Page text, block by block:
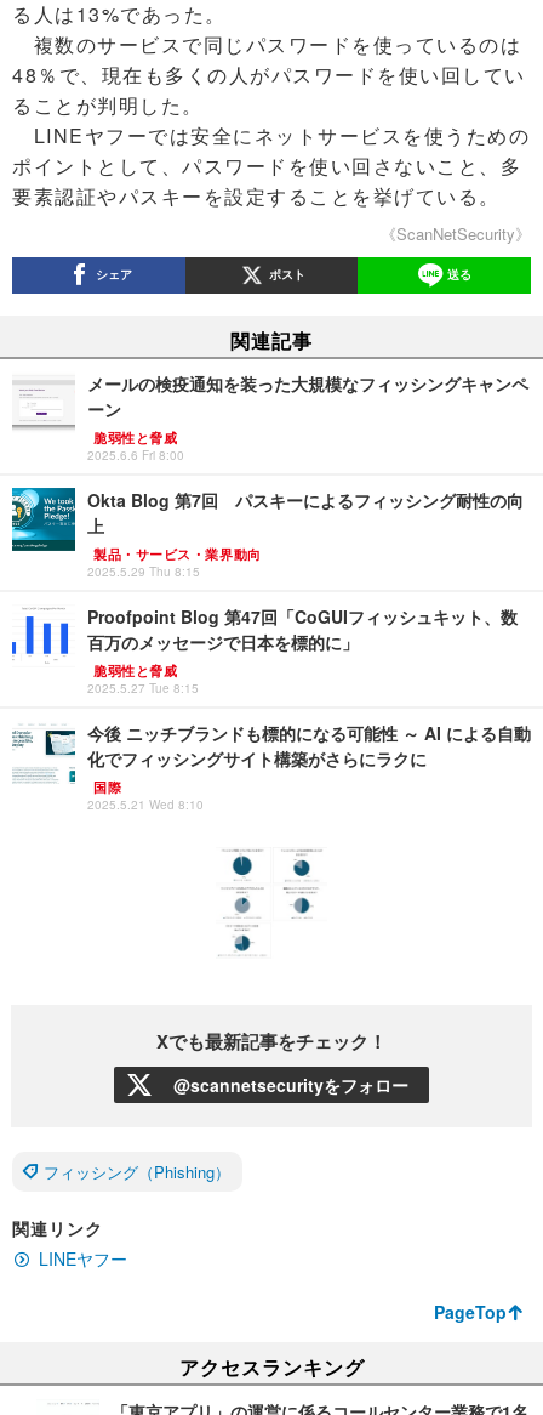
る人は13%であった。
複数のサービスで同じパスワードを使っているのは
48％で、現在も多くの人がパスワードを使い回してい
ることが判明した。
LINEヤフーでは安全にネットサービスを使うための
ポイントとして、パスワードを使い回さないこと、多
要素認証やパスキーを設定することを挙げている。
《ScanNetSecurity》
シェア ポスト 送る
関連記事
メールの検疫通知を装った大規模なフィッシングキャンペ
ーン
脆弱性と脅威
2025.6.6 Fri 8:00
Okta Blog 第7回 パスキーによるフィッシング耐性の向
上
製品・サービス・業界動向
2025.5.29 Thu 8:15
Proofpoint Blog 第47回「CoGUIフィッシュキット、数
百万のメッセージで日本を標的に」
脆弱性と脅威
2025.5.27 Tue 8:15
今後 ニッチブランドも標的になる可能性 ～ AI による自動
化でフィッシングサイト構築がさらにラクに
国際
2025.5.21 Wed 8:10
Xでも最新記事をチェック！
@scannetsecurityをフォロー
フィッシング（Phishing）
関連リンク
LINEヤフー
PageTop
アクセスランキング
「東京アプリ」の運営に係るコールセンター業務で1名